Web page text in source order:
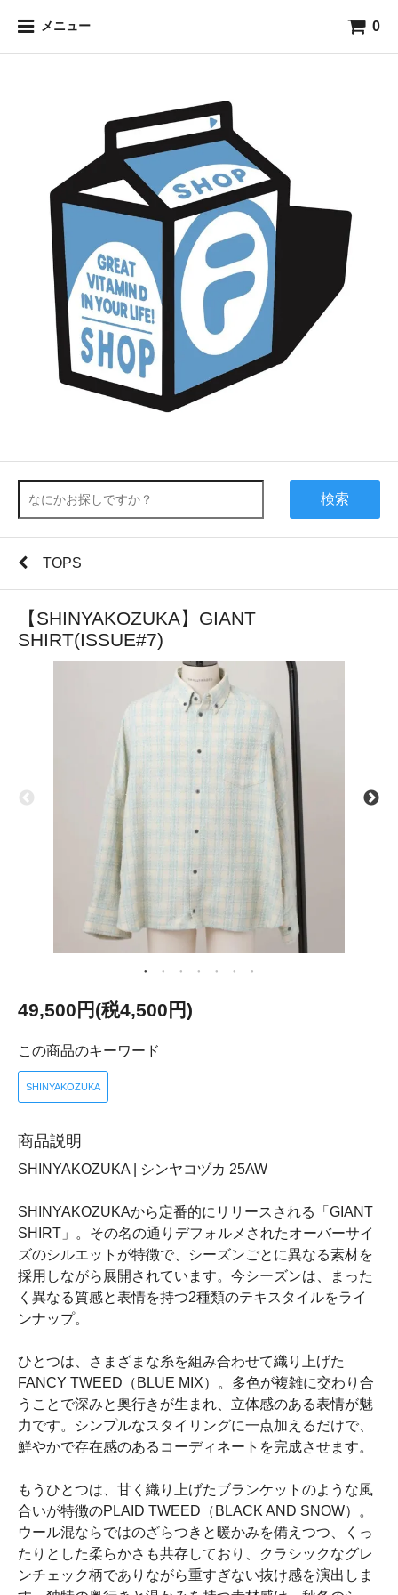
メニュー 0
検索
TOPS
【SHINYAKOZUKA】GIANT
SHIRT(ISSUE#7)
49,500円(税4,500円)
この商品のキーワード
SHINYAKOZUKA
商品説明
SHINYAKOZUKA | シンヤコヅカ 25AW
SHINYAKOZUKAから定番的にリリースされる「GIANT
SHIRT」。その名の通りデフォルメされたオーバーサイ
ズのシルエットが特徴で、シーズンごとに異なる素材を
採用しながら展開されています。今シーズンは、まった
く異なる質感と表情を持つ2種類のテキスタイルをライ
ンナップ。
ひとつは、さまざまな糸を組み合わせて織り上げた
FANCY TWEED（BLUE MIX）。多色が複雑に交わり合
うことで深みと奥行きが生まれ、立体感のある表情が魅
力です。シンプルなスタイリングに一点加えるだけで、
鮮やかで存在感のあるコーディネートを完成させます。
もうひとつは、甘く織り上げたブランケットのような風
合いが特徴のPLAID TWEED（BLACK AND SNOW）。
ウール混ならではのざらつきと暖かみを備えつつ、くっ
たりとした柔らかさも共存しており、クラシックなグレ
ンチェック柄でありながら重すぎない抜け感を演出しま